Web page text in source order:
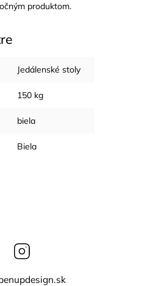
produktom.
Jedálenské stoly
150 kg
biela
Biela
Facebook